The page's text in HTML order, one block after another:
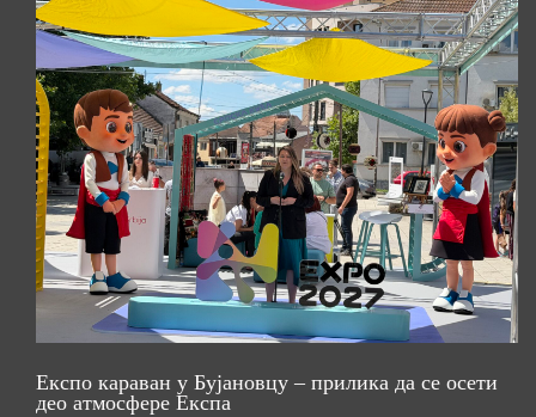
Експо караван у Бујановцу – прилика да се осети
део атмосфере Експа